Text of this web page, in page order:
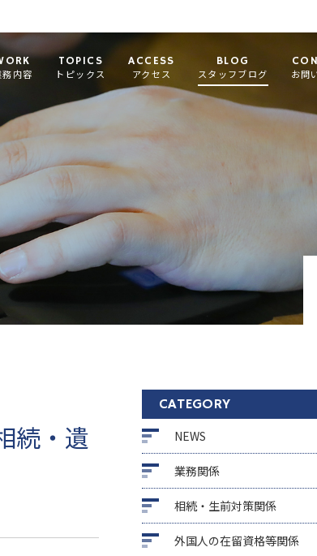
務内容
TOPICS
トピックス
ACCESS
アクセス
BLOG
スタッフブログ お問
続・遺
CATEGORY
NEWS
業務関係
相続・生前対策関係
外国人の在留資格等関係